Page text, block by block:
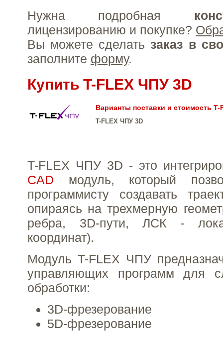
Нужна подробная
лицензированию и покупке?
Вы можете сделать заказ в
заполните форму.
Купить T-FLEX ЧПУ 3D
Варианты поставки и стоимость T-
T-FLEX ЧПУ 3D
T-FLEX ЧПУ 3D - это
CAD модуль, который
программисту создавать
опираясь на трехмерную
ребра, 3D-пути, ЛСК -
координат).
Модуль T-FLEX ЧПУ
управляющих программ для
обработки:
3D-фрезерование
5D-фрезерование